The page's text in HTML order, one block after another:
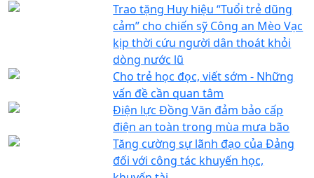
Trao tặng Huy hiệu “Tuổi trẻ dũng
cảm” cho chiến sỹ Công an Mèo Vạc
kịp thời cứu người dân thoát khỏi
dòng nước lũ
Cho trẻ học đọc, viết sớm - Những
vấn đề cần quan tâm
Điện lực Đồng Văn đảm bảo cấp
điện an toàn trong mùa mưa bão
Tăng cường sự lãnh đạo của Đảng
đối với công tác khuyến học,